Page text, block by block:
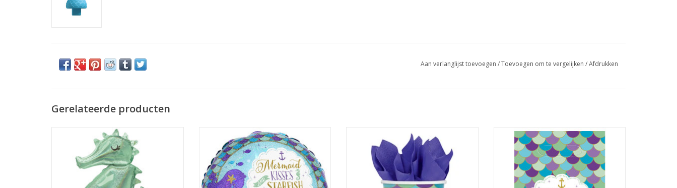
Aan verlanglijst toevoegen /Toevoegen om te vergelijken /Afdrukken
Gerelateerde producten
Amscan folieballon mermaid seahorse 50
x 96 cm
TOEVOEGEN AAN WINKELWAGEN
Amscan folieballon mermaid 43 cm
TOEVOEGEN AAN WINKELWAGEN
Amscan mermaid wishes bekers 8 stuks
TOEVOEGEN AAN WINKELWAGEN
Amscan mermaid wishes uitdeelzakjes 8
stuks
TOEVOEGEN AAN WINKELWAGEN